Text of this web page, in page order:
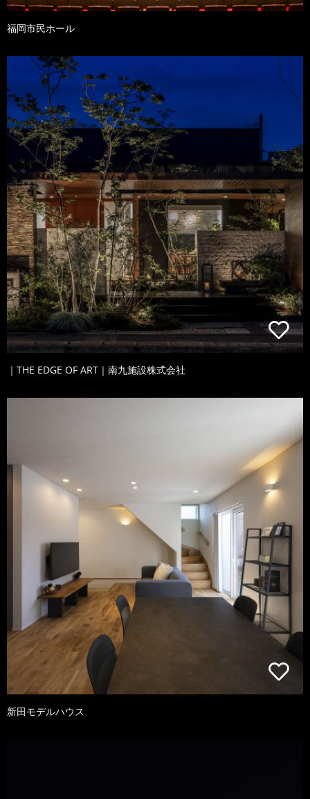
福岡市民ホール
｜THE EDGE OF ART｜南九施設株式会社
新田モデルハウス